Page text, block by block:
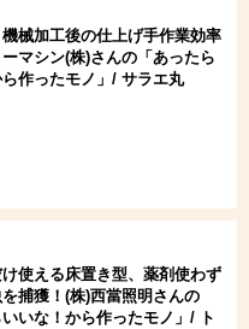
械加工後の仕上げ手作業効率
マシン(株)さんの「あったら
作ったモノ」/ サラエ丸
使える床置き型、薬剤使わず
捕獲！(株)西當照明さんの
いいな！から作ったモノ」/ ト